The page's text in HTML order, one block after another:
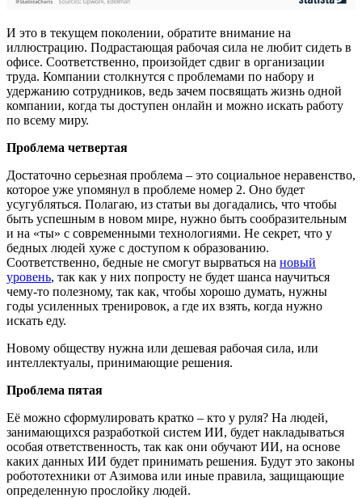
И это в текущем поколении, обратите внимание на
иллюстрацию. Подрастающая рабочая сила не любит сидеть в
офисе. Соответственно, произойдет сдвиг в организации
труда. Компании столкнутся с проблемами по набору и
удержанию сотрудников, ведь зачем посвящать жизнь одной
компании, когда ты доступен онлайн и можно искать работу
по всему миру.
Проблема четвертая
Достаточно серьезная проблема – это социальное неравенство,
которое уже упомянул в проблеме номер 2. Оно будет
усугубляться. Полагаю, из статьи вы догадались, что чтобы
быть успешным в новом мире, нужно быть сообразительным
и на «ты» с современными технологиями. Не секрет, что у
бедных людей хуже с доступом к образованию.
Соответственно, бедные не смогут вырваться на новый
уровень, так как у них попросту не будет шанса научиться
чему-то полезному, так как, чтобы хорошо думать, нужны
годы усиленных тренировок, а где их взять, когда нужно
искать еду.
Новому обществу нужна или дешевая рабочая сила, или
интеллектуалы, принимающие решения.
Проблема пятая
Её можно сформулировать кратко – кто у руля? На людей,
занимающихся разработкой систем ИИ, будет накладываться
особая ответственность, так как они обучают ИИ, на основе
каких данных ИИ будет принимать решения. Будут это законы
робототехники от Азимова или иные правила, защищающие
определенную прослойку людей.